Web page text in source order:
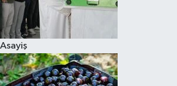
Asayiş